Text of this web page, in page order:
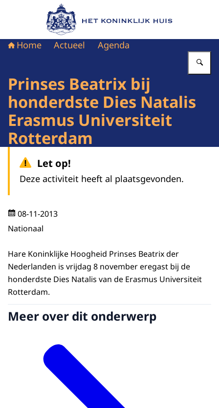
Naar de homepage van Het Koninklijk Huis
Home Actueel Agenda
Prinses Beatrix bij
honderdste Dies Natalis
Erasmus Universiteit
Rotterdam
Let op!
Deze activiteit heeft al plaatsgevonden.
08-11-2013
Nationaal
Hare Koninklijke Hoogheid Prinses Beatrix der
Nederlanden is vrijdag 8 november eregast bij de
honderdste Dies Natalis van de Erasmus Universiteit
Rotterdam.
Meer over dit onderwerp